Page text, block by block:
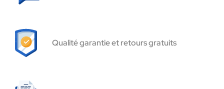
Qualité garantie et retours gratuits